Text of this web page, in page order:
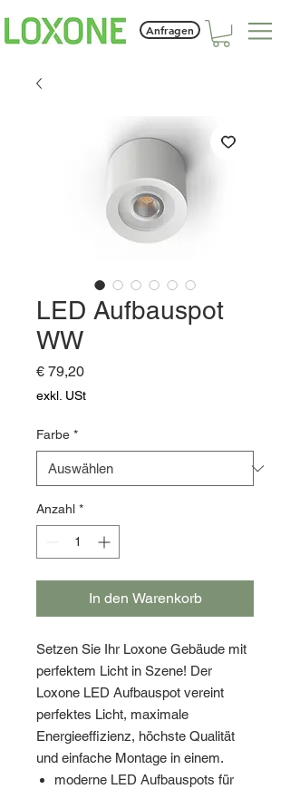
Anfragen
LED Aufbauspot
WW
€ 79,20Preis
exkl. USt
Farbe *
Anzahl *
In den Warenkorb
Setzen Sie Ihr Loxone Gebäude mit
perfektem Licht in Szene! Der
Loxone LED Aufbauspot vereint
perfektes Licht, maximale
Energieeffizienz, höchste Qualität
und einfache Montage in einem.
moderne LED Aufbauspots für